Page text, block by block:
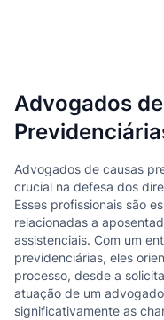
Advogados
Advogados de causas
crucial na defesa dos
Esses profissionais são
relacionadas a
assistenciais. Com um
previdenciárias, eles
processo, desde a
atuação de um
significativamente as